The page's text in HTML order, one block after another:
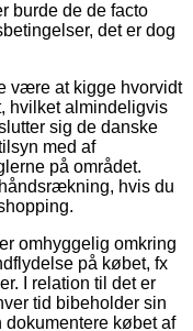
burde de de facto
det er dog
være at kigge hvorvidt
hvilket almindeligvis
sig de danske
med af
på området.
hvis du
omhyggelig omkring
på købet, fx
I relation til det er
tid bibeholder sin
købet af